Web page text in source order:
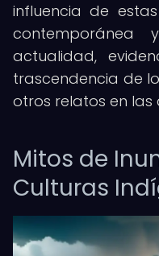
influencia de
actualidad,
trascendencia de
otros relatos en las
Mitos de
Culturas